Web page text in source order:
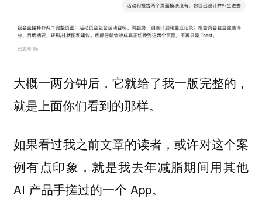
大概一两分钟后，它就给了我一版完整的，
就是上面你们看到的那样。
如果看过我之前文章的读者，或许对这个案
例有点印象，就是我去年减脂期间用其他
AI 产品手搓过的一个 App。